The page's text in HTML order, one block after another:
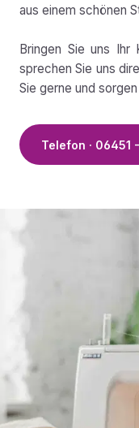
aus einem schönen
Bringen Sie uns Ihr
sprechen Sie uns
Sie gerne und
Telefon · 06451